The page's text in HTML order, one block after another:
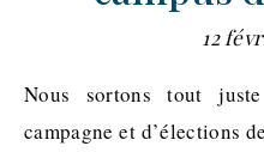
12
Nous sortons tout juste de l’intense période de
campagne et d’élections